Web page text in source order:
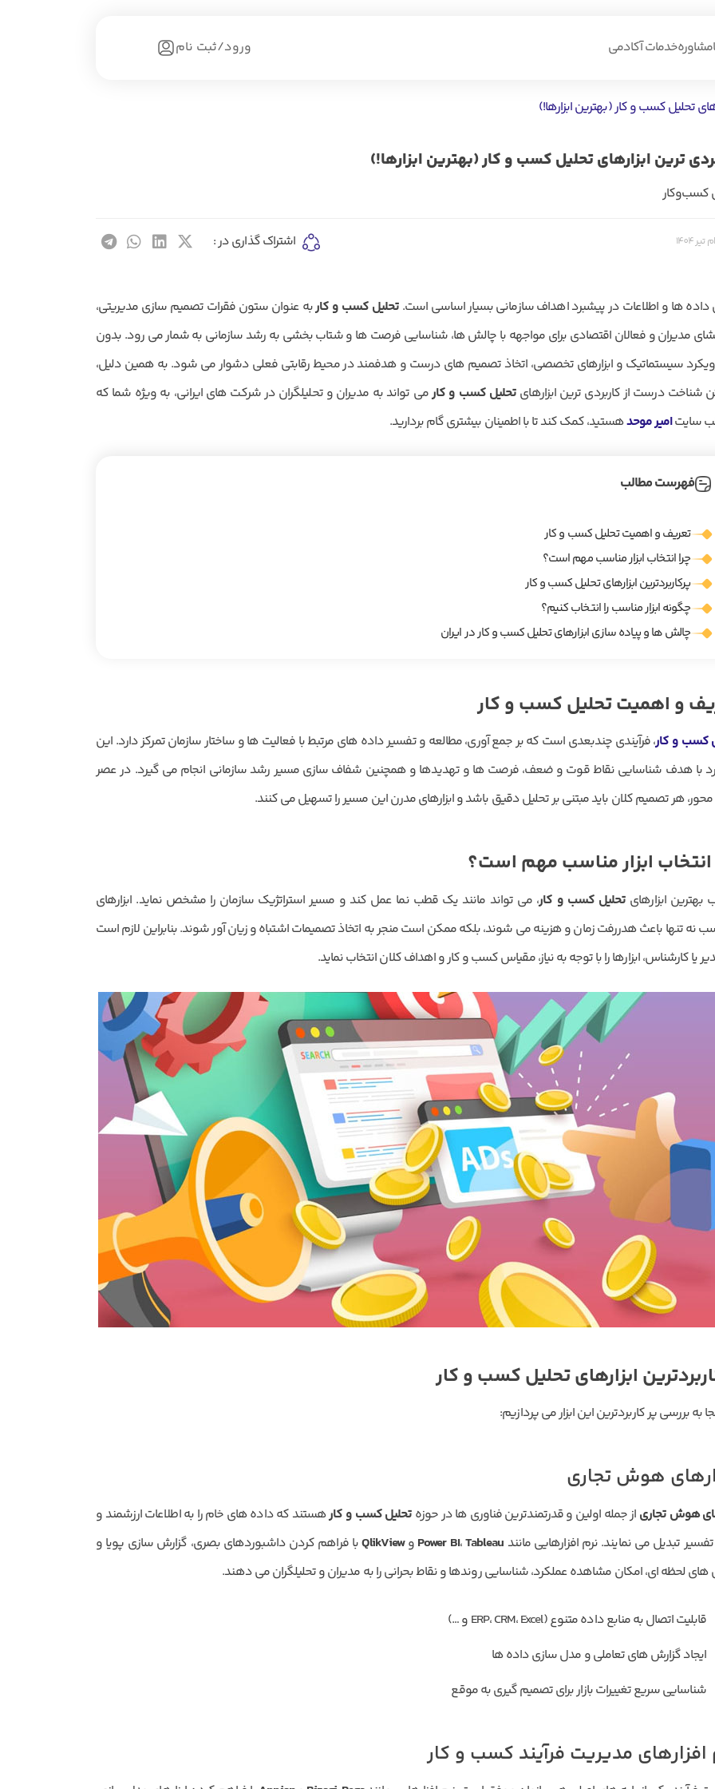
مشاورهخدمات آکادمی ورود/ثبت نام
تحلیل کسب و کار (بهترین ابزارها!)
ترین ابزارهای تحلیل کسب و کار (بهترین ابزارها!)
کسب‌و‌کار
اشتراک گذاری در :
ها و اطلاعات در پیشبرد اهداف سازمانی بسیار اساسی است.تحلیل کسب و کاربه عنوان ستون فقرات تصمیم سازی مدیریتی،
مدیران و فعالان اقتصادی برای مواجهه با چالش ها، شناسایی فرصت ها و شتاب بخشی به رشد سازمانی به شمار می رود. بدون
سیستماتیک و ابزارهای تخصصی، اتخاذ تصمیم های درست و هدفمند در محیط رقابتی فعلی دشوار می شود. به همین دلیل،
شناخت درست از کاربردی ترین ابزارهای تحلیل کسب و کارمی تواند به مدیران و تحلیلگران در شرکت های ایرانی، به ویژه شما که
سایتامیر موحدهستید، کمک کند تا با اطمینان بیشتری گام بردارید.
فهرست مطالب
تعریف و اهمیت تحلیل کسب و کار
چرا انتخاب ابزار مناسب مهم است؟
پرکاربردترین ابزارهای تحلیل کسب و کار
چگونه ابزار مناسب را انتخاب کنیم؟
چالش ها و پیاده سازی ابزارهای تحلیل کسب و کار در ایران
و اهمیت تحلیل کسب و کار
کسب و کار، فرآیندی چندبعدی است که بر جمع آوری، مطالعه و تفسیر داده های مرتبط با فعالیت ها و ساختار سازمان تمرکز دارد. این
با هدف شناسایی نقاط قوت و ضعف، فرصت ها و تهدیدها و همچنین شفاف سازی مسیر رشد سازمانی انجام می گیرد. در عصر
هر تصمیم کلان باید مبتنی بر تحلیل دقیق باشد و ابزارهای مدرن این مسیر را تسهیل می کنند.
انتخاب ابزار مناسب مهم است؟
بهترین ابزارهای تحلیل کسب و کار، می تواند مانند یک قطب نما عمل کند و مسیر استراتژیک سازمان را مشخص نماید. ابزارهای
نه تنها باعث هدررفت زمان و هزینه می شوند، بلکه ممکن است منجر به اتخاذ تصمیمات اشتباه و زیان آور شوند. بنابراین لازم است
یا کارشناس، ابزارها را با توجه به نیاز، مقیاس کسب و کار و اهداف کلان انتخاب نماید.
ابزارهای تحلیل کسب و کار
به بررسی پر کاربردترین این ابزار می پردازیم:
هوش تجاری
هوش تجاری از جمله اولین و قدرتمندترین فناوری ها در حوزه تحلیل کسب و کارهستند که داده های خام را به اطلاعات ارزشمند و
تبدیل می نمایند. نرم افزارهایی مانند
Power BI،Tableau وQlikViewبا فراهم کردن داشبوردهای بصری، گزارش سازی پویا و
های لحظه ای، امکان مشاهده عملکرد، شناسایی روندها و نقاط بحرانی را به مدیران و تحلیلگران می دهند.
قابلیت اتصال به منابع داده متنوع (ERP، CRM، Excel و …)
ایجاد گزارش های تعاملی و مدل سازی داده ها
شناسایی سریع تغییرات بازار برای تصمیم گیری به موقع
افزارهای مدیریت فرآیند کسب و کار
کد ارسال شده را وارد کنید
ویرایش شماره موبایل